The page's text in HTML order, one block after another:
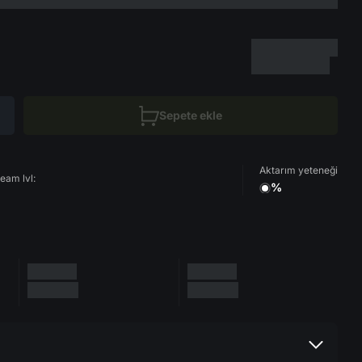
Sepete ekle
lvl:
Aktarım yeteneği
%